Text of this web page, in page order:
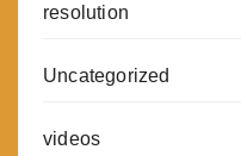
resolution
Uncategorized
videos